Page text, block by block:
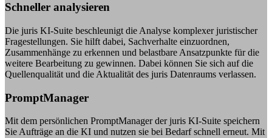
Schneller analysieren
Die juris KI-Suite beschleunigt die Analyse komplexer juristischer
Fragestellungen. Sie hilft dabei, Sachverhalte einzuordnen,
Zusammenhänge zu erkennen und belastbare Ansatzpunkte für die
weitere Bearbeitung zu gewinnen. Dabei können Sie sich auf die
Quellenqualität und die Aktualität des juris Datenraums verlassen.
PromptManager
Mit dem persönlichen PromptManager der juris KI-Suite speichern
Sie Aufträge an die KI und nutzen sie bei Bedarf schnell erneut. Mit